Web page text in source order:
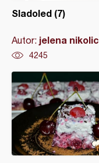
Sladoled (7)
Autor: jelena nikolic
4245